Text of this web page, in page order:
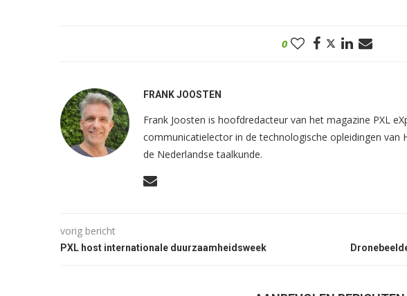
0
FRANK JOOSTEN
Frank Joosten is hoofdredacteur van het magazine PXL
communicatielector in de technologische opleidingen van
de Nederlandse taalkunde.
vorig bericht
PXL host internationale duurzaamheidsweek